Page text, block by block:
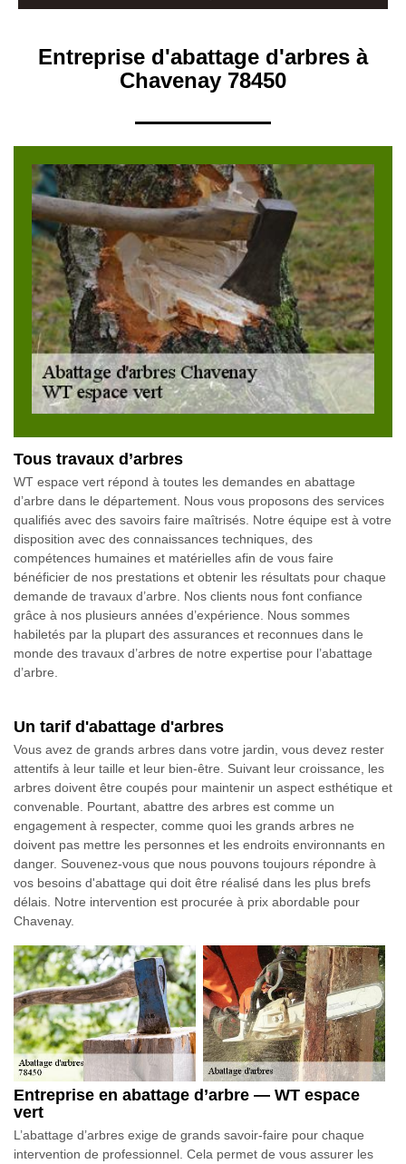
Entreprise d'abattage d'arbres à
Chavenay 78450
Tous travaux d’arbres
WT espace vert répond à toutes les demandes en abattage
d’arbre dans le département. Nous vous proposons des services
qualifiés avec des savoirs faire maîtrisés. Notre équipe est à votre
disposition avec des connaissances techniques, des
compétences humaines et matérielles afin de vous faire
bénéficier de nos prestations et obtenir les résultats pour chaque
demande de travaux d’arbre. Nos clients nous font confiance
grâce à nos plusieurs années d’expérience. Nous sommes
habiletés par la plupart des assurances et reconnues dans le
monde des travaux d’arbres de notre expertise pour l’abattage
d’arbre.
Un tarif d'abattage d'arbres
Vous avez de grands arbres dans votre jardin, vous devez rester
attentifs à leur taille et leur bien-être. Suivant leur croissance, les
arbres doivent être coupés pour maintenir un aspect esthétique et
convenable. Pourtant, abattre des arbres est comme un
engagement à respecter, comme quoi les grands arbres ne
doivent pas mettre les personnes et les endroits environnants en
danger. Souvenez-vous que nous pouvons toujours répondre à
vos besoins d'abattage qui doit être réalisé dans les plus brefs
délais. Notre intervention est procurée à prix abordable pour
Chavenay.
Entreprise en abattage d’arbre — WT espace
vert
L’abattage d’arbres exige de grands savoir-faire pour chaque
intervention de professionnel. Cela permet de vous assurer les